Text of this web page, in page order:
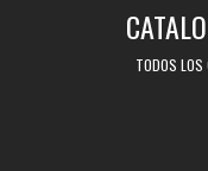
TODOS LOS